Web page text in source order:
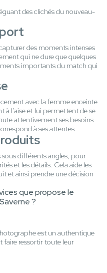
des clichés du nouveau-
des moments intenses
qui ne dure que quelques
importants du match qui
avec la femme enceinte
à l'aise et lui permettent de se
attentivement ses besoins
à ses attentes.
différents angles, pour
et les détails. Cela aide les
et ainsi prendre une décision
que propose le
?
est un authentique
faire ressortir toute leur